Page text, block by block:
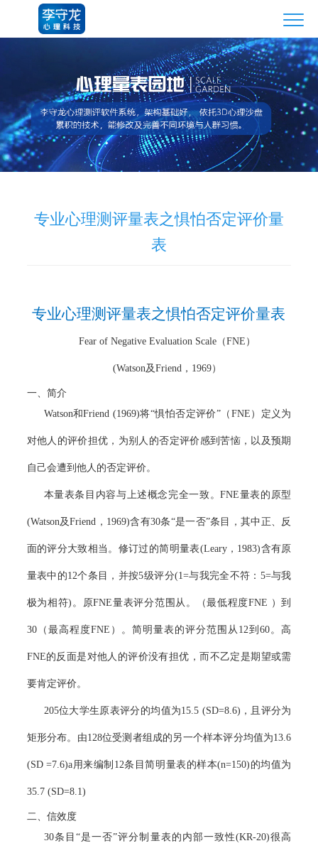
专业心理测评量表之惧怕否定评价量
表
专业心理测评量表之惧怕否定评价量表
Fear of Negative Evaluation Scale （FNE ）
(Watson及Friend ， 1969）
一、 简介
Watson和Friend (1969)将“惧怕否定评价”（ FNE ）定义为
对他人的评价担优，为别人的否定评价感到苦恼，以及预期
自己会遭到他人的否定评价。
本量表条目内容与上述概念完全一致。FNE量表的原型
(Watson及Friend ， 1969)含有30条“是一否”条目，其中正、反
面的评分大致相当。修订过的简明量表(Leary， 1983)含有原
量表中的12个条目，并按5级评分(1=与我完全不符： 5=与我
极为相符) 。原FNE量表评分范围从。（最低程度FNE ）到
30（最高程度FNE ）。简明量表的评分范围从 12到60。高
FNE的反面是对他人的评价没有担优，而不乙定是期望或需
要肯定评价。
205位大学生原表评分的均值为15.5 (SD=8.6) ，且评分为
矩形分布。由128位受测者组成的另一个样本评分均值为13.6
(SD =7.6)a用来编制 12条目简明量表的样本(n=150) 的均值为
35.7 (SD=8.1)
二、 信效度
30条目“是一否”评分制量表的内部一致性(KR-20)很高